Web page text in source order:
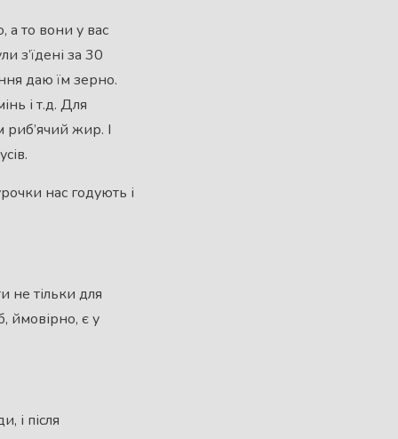
то вони у вас
з’їдені за 30
даю їм зерно.
і т.д. Для
риб’ячий жир. І
нас годують і
не тільки для
ймовірно, є у
і після